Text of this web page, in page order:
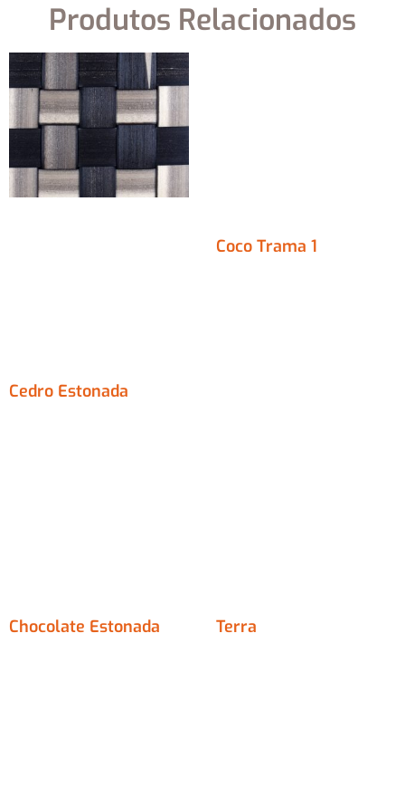
Produtos Relacionados
Cedro Estonada
Coco Trama 1
Chocolate Estonada Terra